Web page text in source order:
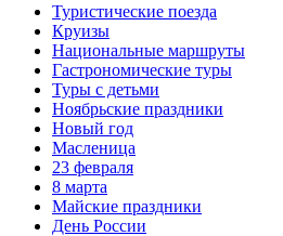
Туристические поезда
Круизы
Национальные маршруты
Гастрономические туры
Туры с детьми
Ноябрьские праздники
Новый год
Масленица
23 февраля
8 марта
Майские праздники
День России